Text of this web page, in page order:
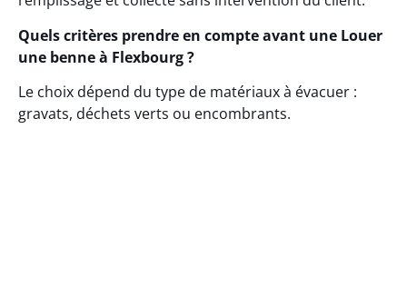
Quels critères prendre en compte avant une Louer
une benne à Flexbourg ?
Le choix dépend du type de matériaux à évacuer :
gravats, déchets verts ou encombrants.